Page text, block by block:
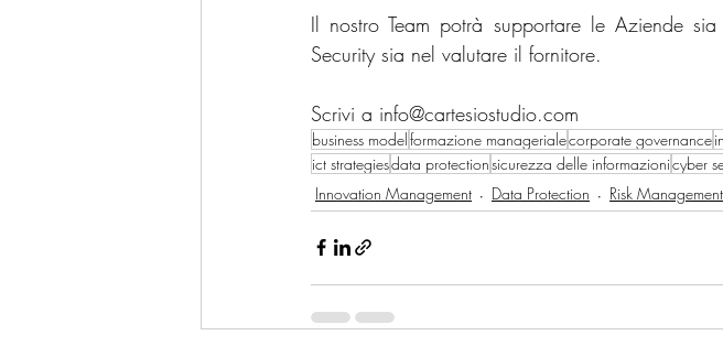
Il nostro Team potrà supportare le Aziende
Security sia nel valutare il fornitore.
Scrivi a info@cartesiostudio.com
business modelformazione managerialecorporate governance
ict strategiesdata protectionsicurezza delle informazionicyber
Innovation Management
Data Protection Risk Management